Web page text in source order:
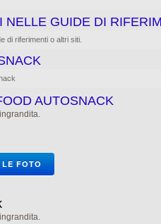
NELLE GUIDE DI
di riferimenti o altri siti.
AUTOSNACK
FOTO